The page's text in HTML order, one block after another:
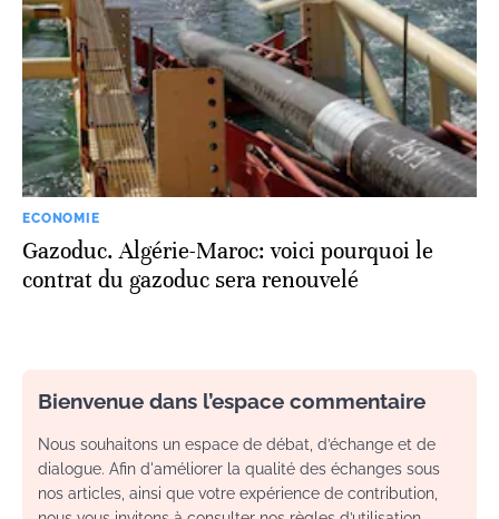
ECONOMIE
Gazoduc. Algérie-Maroc: voici pourquoi le
contrat du gazoduc sera renouvelé
Bienvenue dans l’espace commentaire
Nous souhaitons un espace de débat, d’échange et de
dialogue. Afin d'améliorer la qualité des échanges sous
nos articles, ainsi que votre expérience de contribution,